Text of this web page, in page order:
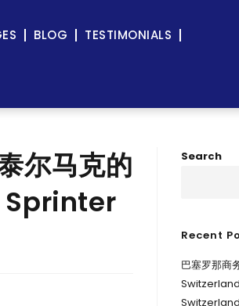
BLOG TESTIMONIALS
尔马克的
Sprinter
Search
Recent
巴塞罗那商